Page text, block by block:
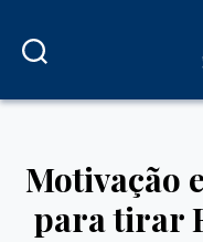
Motivação
para tirar